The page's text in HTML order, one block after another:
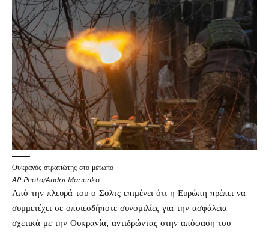
Ουκρανός στρατιώτης στο μέτωπο
AP Photo/Andrii Marienko
Από την πλευρά του ο Σολτς επιμένει ότι η Ευρώπη πρέπει να
συμμετέχει σε οποιεσδήποτε συνομιλίες για την ασφάλεια
σχετικά με την Ουκρανία, αντιδρώντας στην απόφαση του